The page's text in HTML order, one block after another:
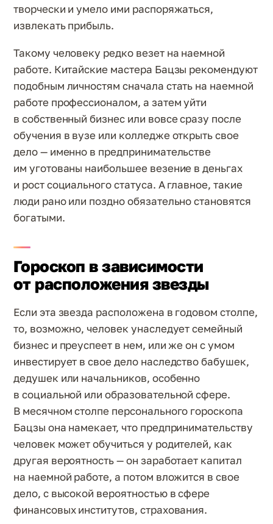
творчески и умело ими распоряжаться,
извлекать прибыль.
Такому человеку редко везет на наемной
работе. Китайские мастера Бацзы рекомендуют
подобным личностям сначала стать на наемной
работе профессионалом, а затем уйти
в собственный бизнес или вовсе сразу после
обучения в вузе или колледже открыть свое
дело — именно в предпринимательстве
им уготованы наибольшее везение в деньгах
и рост социального статуса. А главное, такие
люди рано или поздно обязательно становятся
богатыми.
Гороскоп в зависимости
от расположения звезды
Если эта звезда расположена в годовом столпе,
то, возможно, человек унаследует семейный
бизнес и преуспеет в нем, или же он с умом
инвестирует в свое дело наследство бабушек,
дедушек или начальников, особенно
в социальной или образовательной сфере.
В месячном столпе персонального гороскопа
Бацзы она намекает, что предпринимательству
человек может обучиться у родителей, как
другая вероятность — он заработает капитал
на наемной работе, а потом вложится в свое
дело, с высокой вероятностью в сфере
финансовых институтов, страхования.